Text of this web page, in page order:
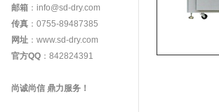
邮箱 ：info@sd-dry.com
传真 ：0755-89487385
网址 ：www.sd-dry.com
官方QQ ：842824391
尚诚尚信 鼎力服务！